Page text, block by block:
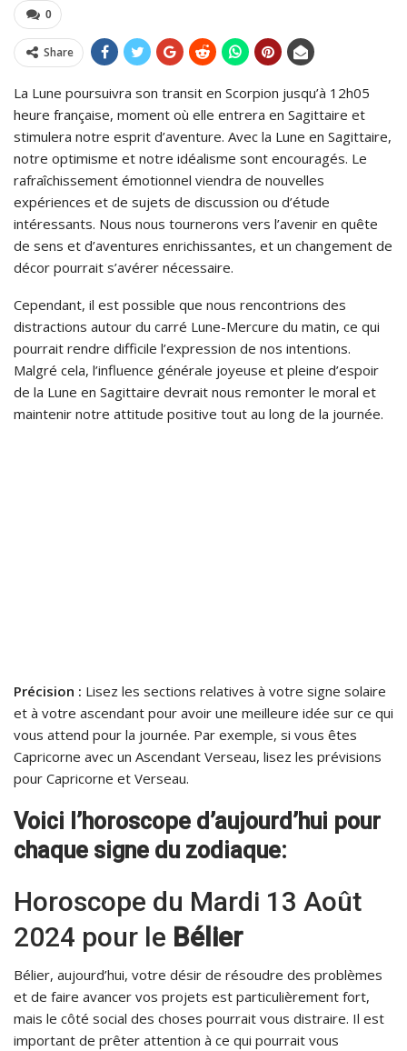
0
Share
La Lune poursuivra son transit en Scorpion jusqu’à 12h05
heure française, moment où elle entrera en Sagittaire et
stimulera notre esprit d’aventure. Avec la Lune en Sagittaire,
notre optimisme et notre idéalisme sont encouragés. Le
rafraîchissement émotionnel viendra de nouvelles
expériences et de sujets de discussion ou d’étude
intéressants. Nous nous tournerons vers l’avenir en quête
de sens et d’aventures enrichissantes, et un changement de
décor pourrait s’avérer nécessaire.
Cependant, il est possible que nous rencontrions des
distractions autour du carré Lune-Mercure du matin, ce qui
pourrait rendre difficile l’expression de nos intentions.
Malgré cela, l’influence générale joyeuse et pleine d’espoir
de la Lune en Sagittaire devrait nous remonter le moral et
maintenir notre attitude positive tout au long de la journée.
Précision : Lisez les sections relatives à votre signe solaire
et à votre ascendant pour avoir une meilleure idée sur ce qui
vous attend pour la journée. Par exemple, si vous êtes
Capricorne avec un Ascendant Verseau, lisez les prévisions
pour Capricorne et Verseau.
Voici l’horoscope d’aujourd’hui pour
chaque signe du zodiaque:
Horoscope du Mardi 13 Août
2024 pour le Bélier
Bélier, aujourd’hui, votre désir de résoudre des problèmes
et de faire avancer vos projets est particulièrement fort,
mais le côté social des choses pourrait vous distraire. Il est
important de prêter attention à ce qui pourrait vous